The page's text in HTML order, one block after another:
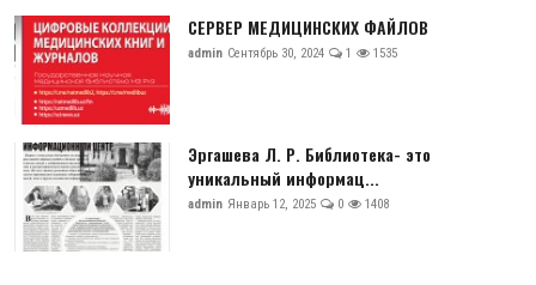
СЕРВЕР МЕДИЦИНСКИХ ФАЙЛОВ
admin Сентябрь 30, 2024 1 1535
Эргашева Л. Р. Библиотека- это
уникальный информац...
admin Январь 12, 2025 0 1408